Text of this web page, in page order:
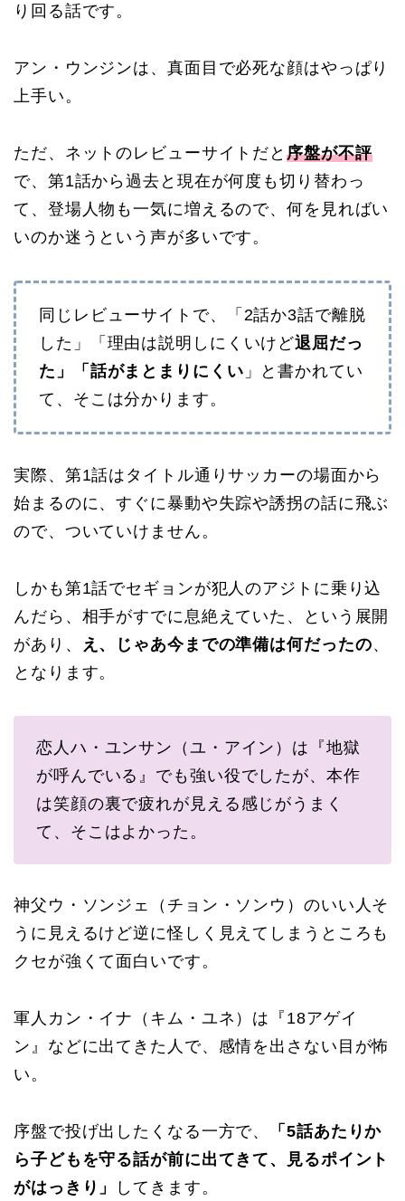
り回る話です。
アン・ウンジンは、真面目で必死な顔はやっぱり
上手い。
ただ、ネットのレビューサイトだと序盤が不評
で、第1話から過去と現在が何度も切り替わっ
て、登場人物も一気に増えるので、何を見ればい
いのか迷うという声が多いです。
同じレビューサイトで、「2話か3話で離脱
した」「理由は説明しにくいけど退屈だっ
た」「話がまとまりにくい 」と書かれてい
て、そこは分かります。
実際、第1話はタイトル通りサッカーの場面から
始まるのに、すぐに暴動や失踪や誘拐の話に飛ぶ
ので、ついていけません。
しかも第1話でセギョンが犯人のアジトに乗り込
んだら、相手がすでに息絶えていた、という展開
があり、
え、じゃあ今までの準備は何だったの、
となります。
恋人ハ・ユンサン（ユ・アイン）は『地獄
が呼んでいる』でも強い役でしたが、本作
は笑顔の裏で疲れが見える感じがうまく
て、そこはよかった。
神父ウ・ソンジェ（チョン・ソンウ）のいい人そ
うに見えるけど逆に怪しく見えてしまうところも
クセが強くて面白いです。
軍人カン・イナ（キム・ユネ）は『18アゲイ
ン』などに出てきた人で、感情を出さない目が怖
い。
序盤で投げ出したくなる一方で、
「5話あたりか
ら子どもを守る話が前に出てきて、見るポイント
がはっきり」
してきます。